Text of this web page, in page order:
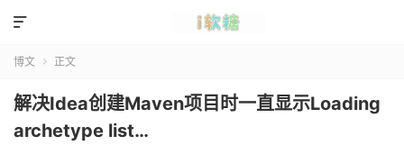

博文  正文
解决Idea创建Maven项目时一直显示Loading
archetype list…